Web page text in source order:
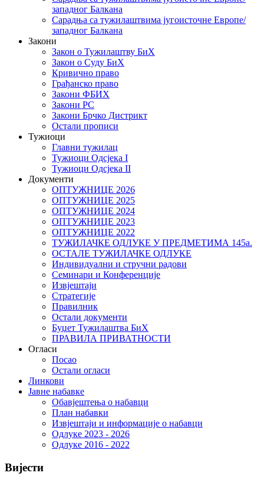
западног Балкана
Сарадња са тужилаштвима југоисточне Европе/
западног Балкана
Закони
Закон о Тужилаштву БиХ
Закон о Суду БиХ
Кривично право
Грађанско право
Закони ФБИХ
Закони РС
Закони Брчко Дистрикт
Остали прописи
Тужиоци
Главни тужилац
Тужиоци Oдсјекa I
Тужиоци Oдсјекa II
Документи
ОПТУЖНИЦЕ 2026
ОПТУЖНИЦЕ 2025
ОПТУЖНИЦЕ 2024
ОПТУЖНИЦЕ 2023
ОПТУЖНИЦЕ 2022
ТУЖИЛАЧКЕ ОДЛУКЕ У ПРЕДМЕТИМА 145а.
ОСТАЛЕ ТУЖИЛАЧКЕ ОДЛУКЕ
Индивидуални и стручни радови
Семинари и Конференције
Извјештаји
Стратегије
Правилник
Остали документи
Буџет Тужилаштва БиХ
ПРАВИЛА ПРИВАТНОСТИ
Огласи
Посао
Остали огласи
Линкови
Јавне набавке
Обавјештења о набавци
План набавки
Извјештаји и информације о набавци
Одлуке 2023 - 2026
Одлуке 2016 - 2022
Вијести